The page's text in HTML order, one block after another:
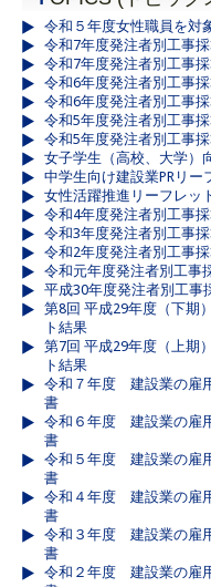
令和５年度女性職員を対
令和7年度発注者別工事
令和7年度発注者別工事
令和6年度発注者別工事
令和6年度発注者別工事
令和5年度発注者別工事
令和5年度発注者別工事
女子学生（高校、大学）
中学生向け建設業PRリー
女性活躍推進リーフレッ
令和4年度発注者別工事
令和3年度発注者別工事
令和2年度発注者別工事
令和元年度発注者別工事
平成30年度発注者別工事
第8回 平成29年度（下期
ト結果
第7回 平成29年度（上期
ト結果
令和７年度 建設業の雇
書
令和６年度 建設業の雇
書
令和５年度 建設業の雇
書
令和４年度 建設業の雇
書
令和３年度 建設業の雇
書
令和２年度 建設業の雇